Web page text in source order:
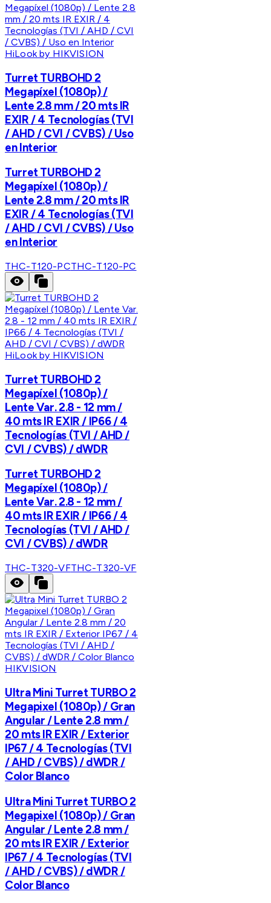
HiLook by HIKVISION
Turret TURBOHD 2
Megapíxel (1080p) /
Lente 2.8 mm / 20 mts IR
EXIR / 4 Tecnologías (TVI
/ AHD / CVI / CVBS) / Uso
en Interior
Turret TURBOHD 2
Megapíxel (1080p) /
Lente 2.8 mm / 20 mts IR
EXIR / 4 Tecnologías (TVI
/ AHD / CVI / CVBS) / Uso
en Interior
THC-T120-PCTHC-T120-PC
HiLook by HIKVISION
Turret TURBOHD 2
Megapíxel (1080p) /
Lente Var. 2.8 - 12 mm /
40 mts IR EXIR / IP66 / 4
Tecnologías (TVI / AHD /
CVI / CVBS) / dWDR
Turret TURBOHD 2
Megapíxel (1080p) /
Lente Var. 2.8 - 12 mm /
40 mts IR EXIR / IP66 / 4
Tecnologías (TVI / AHD /
CVI / CVBS) / dWDR
THC-T320-VFTHC-T320-VF
HIKVISION
Ultra Mini Turret TURBO 2
Megapixel (1080p) / Gran
Angular / Lente 2.8 mm /
20 mts IR EXIR / Exterior
IP67 / 4 Tecnologías (TVI
/ AHD / CVBS) / dWDR /
Color Blanco
Ultra Mini Turret TURBO 2
Megapixel (1080p) / Gran
Angular / Lente 2.8 mm /
20 mts IR EXIR / Exterior
IP67 / 4 Tecnologías (TVI
/ AHD / CVBS) / dWDR /
Color Blanco